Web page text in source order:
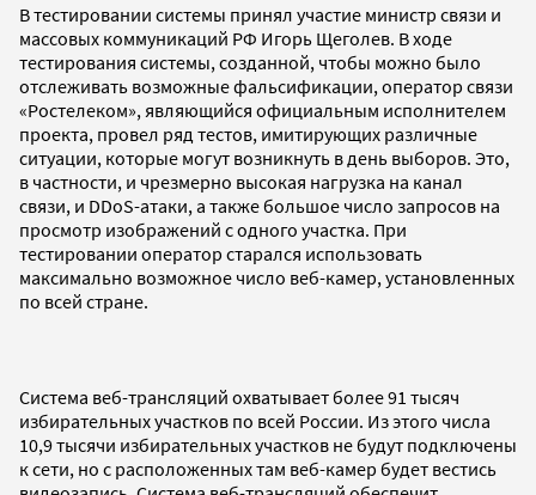
В тестировании системы принял участие министр связи и
массовых коммуникаций РФ Игорь Щеголев. В ходе
тестирования системы, созданной, чтобы можно было
отслеживать возможные фальсификации, оператор связи
«Ростелеком», являющийся официальным исполнителем
проекта, провел ряд тестов, имитирующих различные
ситуации, которые могут возникнуть в день выборов. Это,
в частности, и чрезмерно высокая нагрузка на канал
связи, и DDoS-атаки, а также большое число запросов на
просмотр изображений с одного участка. При
тестировании оператор старался использовать
максимально возможное число веб-камер, установленных
по всей стране.
Система веб-трансляций охватывает более 91 тысяч
избирательных участков по всей России. Из этого числа
10,9 тысячи избирательных участков не будут подключены
к сети, но с расположенных там веб-камер будет вестись